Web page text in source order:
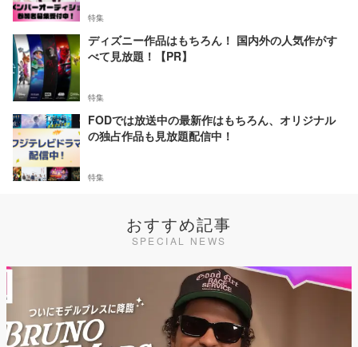
特集
ディズニー作品はもちろん！ 国内外の人気作がす
べて見放題！【PR】
特集
FODでは放送中の最新作はもちろん、オリジナル
の独占作品も見放題配信中！
特集
おすすめ記事
SPECIAL NEWS